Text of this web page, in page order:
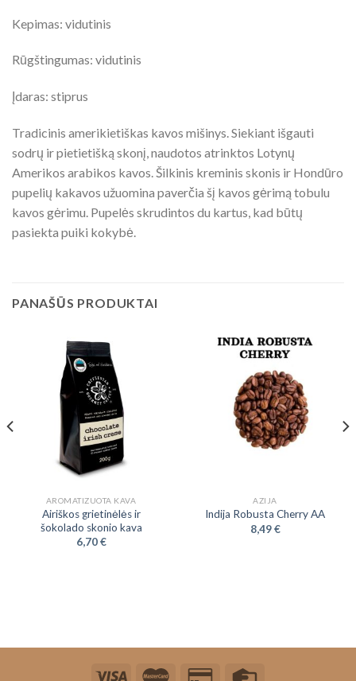
Kepimas: vidutinis
Rūgštingumas: vidutinis
Įdaras: stiprus
Tradicinis amerikietiškas kavos mišinys. Siekiant išgauti
sodrų ir pietietišką skonį, naudotos atrinktos Lotynų
Amerikos arabikos kavos. Šilkinis kreminis skonis ir Hondūro
pupelių kakavos užuomina paverčia šį kavos gėrimą tobulu
kavos gėrimu. Pupelės skrudintos du kartus, kad būtų
pasiekta puiki kokybė.
PANAŠŪS PRODUKTAI
AROMATIZUOTA KAVA
Airiškos grietinėlės ir
šokolado skonio kava
6,70€
AZIJA
Indija Robusta Cherry AA
8,49€